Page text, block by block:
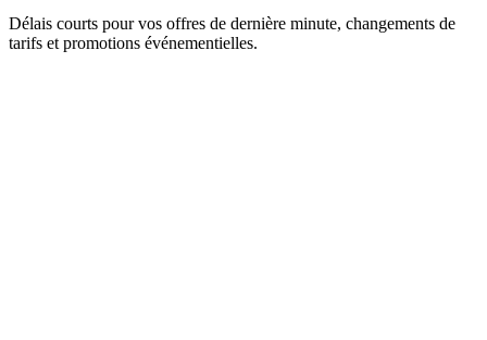
Délais courts pour vos offres de dernière minute, changements de
tarifs et promotions événementielles.